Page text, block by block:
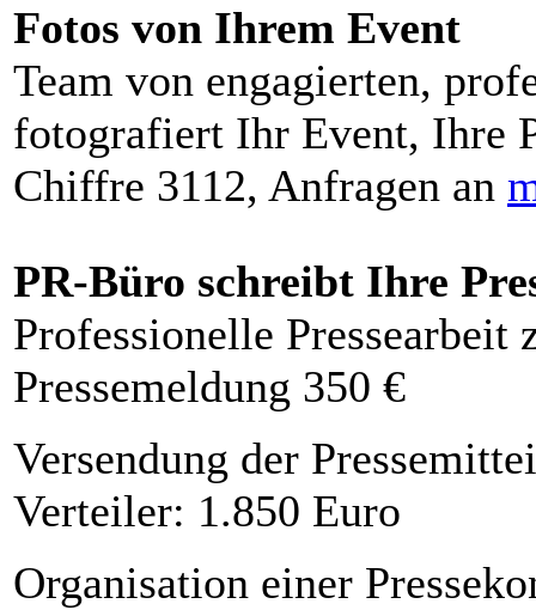
Fotos von Ihrem Event
Team von engagierten,
fotografiert Ihr Event, Ihre
Chiffre 3112, Anfragen an
PR-Büro schreibt Ihre
Professionelle Pressearbeit
Pressemeldung 350 €
Versendung der
Verteiler: 1.850 Euro
Organisation einer